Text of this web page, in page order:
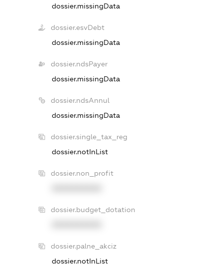
dossier.missingData
dossier.esvDebt
dossier.missingData
dossier.ndsPayer
dossier.missingData
dossier.ndsAnnul
dossier.missingData
dossier.single_tax_reg
dossier.notInList
dossier.non_profit
dossier.budget_dotation
dossier.palne_akciz
dossier.notInList